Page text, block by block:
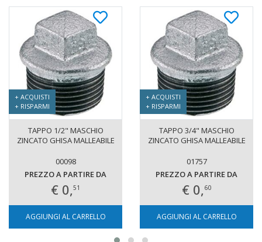
+ ACQUISTI
+ RISPARMI
TAPPO 1/2" MASCHIO
ZINCATO GHISA MALLEABILE
00098
PREZZO A PARTIRE DA
€ 0,51
AGGIUNGI AL CARRELLO
+ ACQUISTI
+ RISPARMI
TAPPO 3/4" MASCHIO
ZINCATO GHISA MALLEABILE
01757
PREZZO A PARTIRE DA
€ 0,60
AGGIUNGI AL CARRELLO